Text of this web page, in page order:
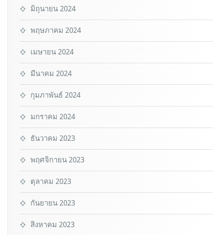
มิถุนายน 2024
พฤษภาคม 2024
เมษายน 2024
มีนาคม 2024
กุมภาพันธ์ 2024
มกราคม 2024
ธันวาคม 2023
พฤศจิกายน 2023
ตุลาคม 2023
กันยายน 2023
สิงหาคม 2023